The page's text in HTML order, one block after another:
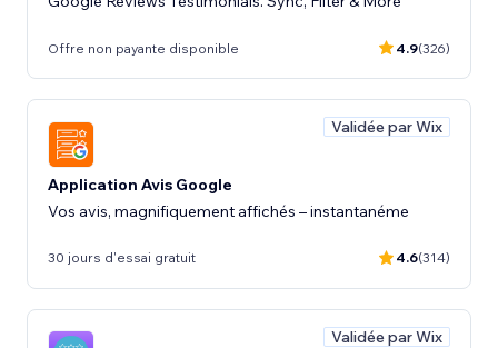
Offre non payante disponible 4.9(326)
Validée par Wix
Application Avis Google
Vos avis, magnifiquement affichés – instantanéme
30 jours d'essai gratuit 4.6(314)
Validée par Wix